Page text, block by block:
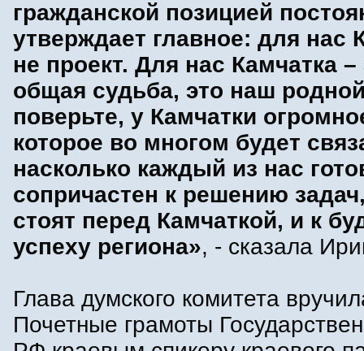
гражданской позицией
утверждает главное: для нас
не проект. Для нас Камчатка
общая судьба, это наш
поверьте, у Камчатки
которое во многом будет
насколько каждый из нас
сопричастен к решению
стоят перед Камчаткой, и к
успеху региона», - сказала
Глава думского комитета
Почетные грамоты